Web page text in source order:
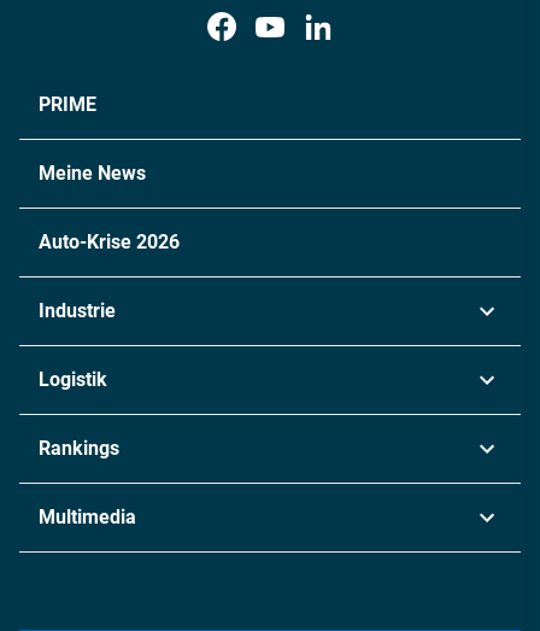
PRIME
Meine News
Auto-Krise 2026
Industrie
Chemie
Metall
Energie
Logistik
Rankings
Multimedia